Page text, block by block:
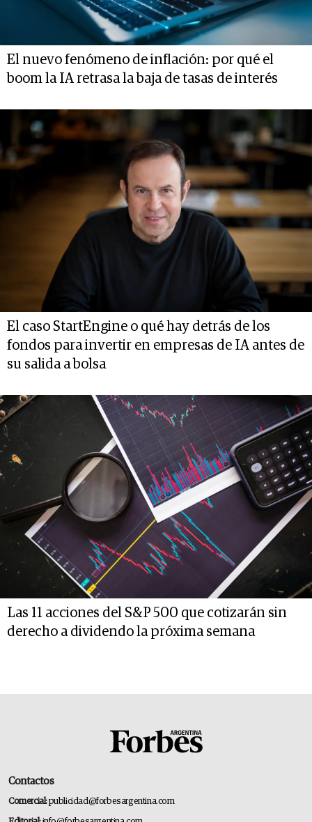
El nuevo fenómeno de inflación: por qué el
boom la IA retrasa la baja de tasas de interés
El caso StartEngine o qué hay detrás de los
fondos para invertir en empresas de IA antes de
su salida a bolsa
Las 11 acciones del S&P 500 que cotizarán sin
derecho a dividendo la próxima semana
Contactos
Comercial:publicidad@forbesargentina.com